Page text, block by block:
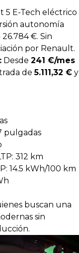
5 E-Tech eléctrico
autonomía
€. Sin
por Renault.
Desde 241 €/mes
de5.111,32 € y
pulgadas
312 km
14.5 kWh/100 km
buscan una
sin